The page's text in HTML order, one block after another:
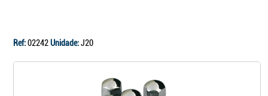
Ref:02242Unidade:J20